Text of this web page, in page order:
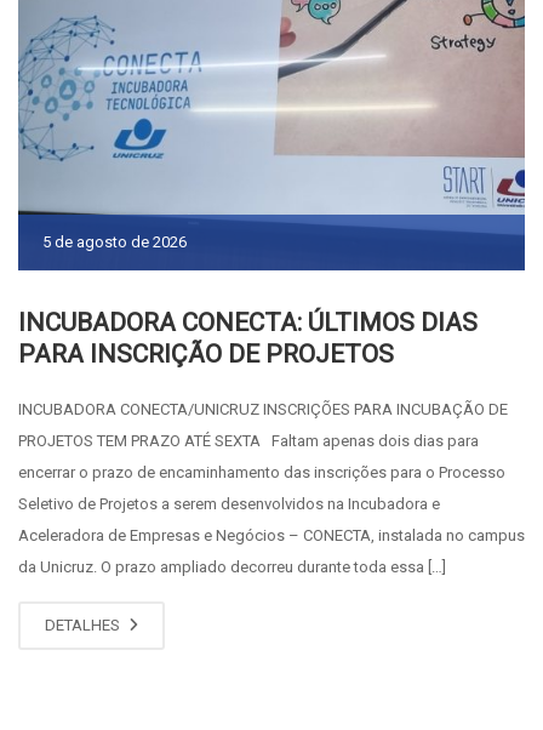
5 de agosto de 2026
INCUBADORA CONECTA: ÚLTIMOS DIAS
PARA INSCRIÇÃO DE PROJETOS
INCUBADORA CONECTA/UNICRUZ INSCRIÇÕES PARA INCUBAÇÃO DE
PROJETOS TEM PRAZO ATÉ SEXTA Faltam apenas dois dias para
encerrar o prazo de encaminhamento das inscrições para o Processo
Seletivo de Projetos a serem desenvolvidos na Incubadora e
Aceleradora de Empresas e Negócios – CONECTA, instalada no campus
da Unicruz. O prazo ampliado decorreu durante toda essa […]
DETALHES